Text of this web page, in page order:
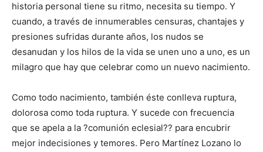
historia personal tiene su ritmo, necesita su tiempo. Y
cuando, a través de innumerables censuras, chantajes y
presiones sufridas durante años, los nudos se
desanudan y los hilos de la vida se unen uno a uno, es un
milagro que hay que celebrar como un nuevo nacimiento.
Como todo nacimiento, también éste conlleva ruptura,
dolorosa como toda ruptura. Y sucede con frecuencia
que se apela a la ?comunión eclesial?? para encubrir
mejor indecisiones y temores. Pero Martínez Lozano lo